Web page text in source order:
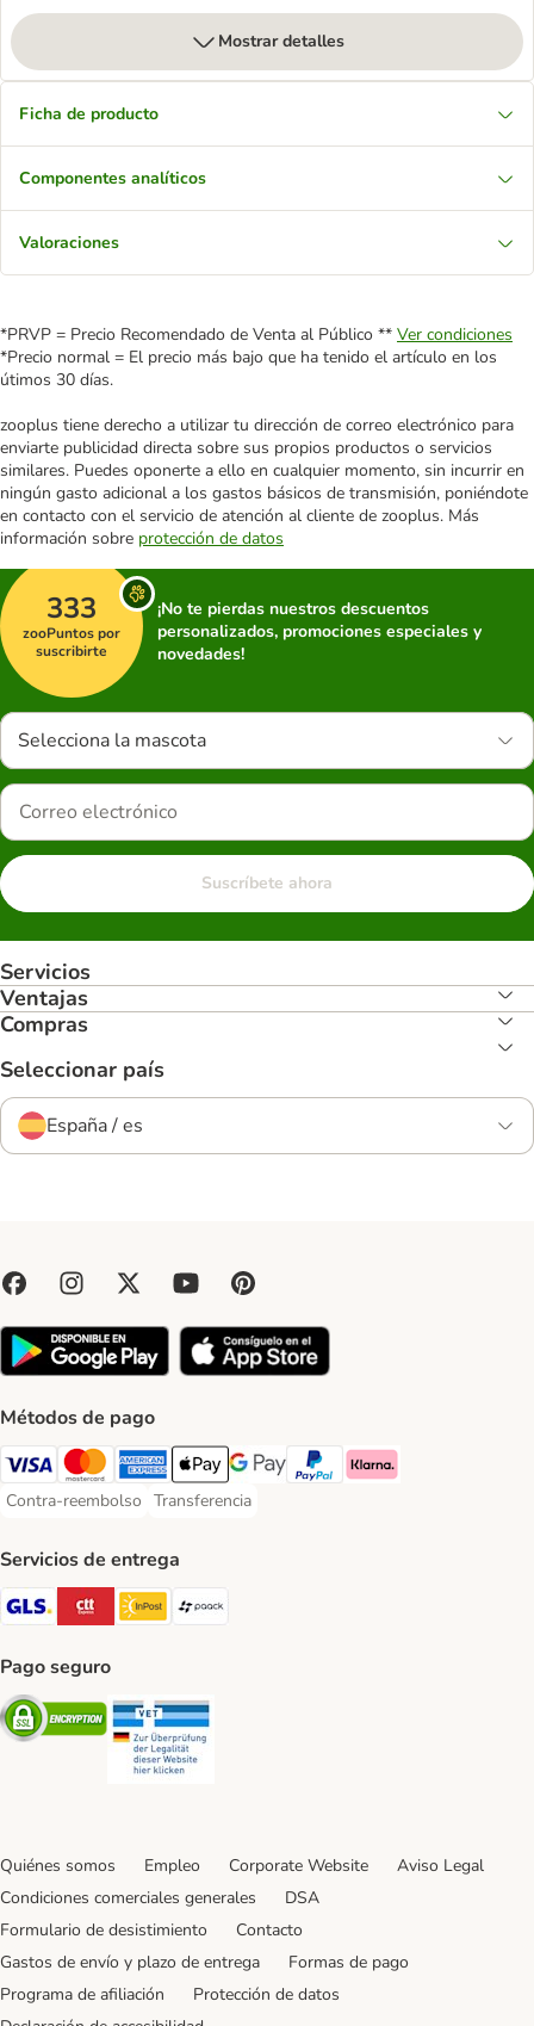
Mostrar detalles
Ficha de producto
Componentes analíticos
Valoraciones
*PRVP = Precio Recomendado de Venta al Público ** Ver condiciones
*Precio normal = El precio más bajo que ha tenido el artículo en los
útimos 30 días.
zooplus tiene derecho a utilizar tu dirección de correo electrónico para
enviarte publicidad directa sobre sus propios productos o servicios
similares. Puedes oponerte a ello en cualquier momento, sin incurrir en
ningún gasto adicional a los gastos básicos de transmisión, poniéndote
en contacto con el servicio de atención al cliente de zooplus. Más
información sobre protección de datos
333
zooPuntos por
suscribirte
¡No te pierdas nuestros descuentos
personalizados, promociones especiales y
novedades!
Selecciona la mascota
Suscríbete ahora
Servicios
Ventajas
Compras
Seleccionar país
España / es
Métodos de pago
Visa Payment Method
Mastercard Payment Method
American Express Payment Method
Apple Pay Payment Method
Google Pay Payment Method
PayPal Payment Method
Klarna Payment Method
Contra-reembolso
Contra-reembolso Payment Method
Transferencia
Transferencia Payment Method
Servicios de entrega
GLS Shipping Method
CTTExpress Shipping Method
InPost Shipping Method
paack Shipping Method
Pago seguro
Security
Quiénes somos Empleo Corporate Website
Aviso Legal
Condiciones comerciales generales
DSA
Formulario de desistimiento
Contacto
Gastos de envío y plazo de entrega
Formas de pago
Programa de afiliación
Protección de datos